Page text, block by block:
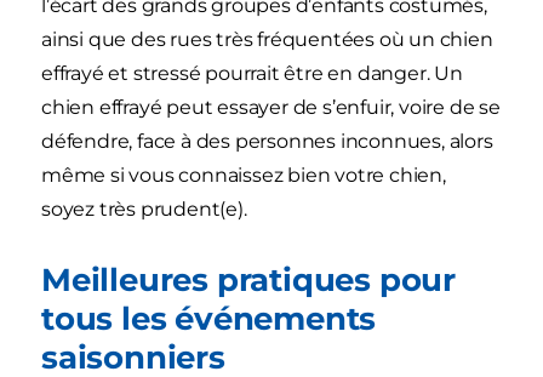
l’écart des grands groupes d’enfants costumés,
ainsi que des rues très fréquentées où un chien
effrayé et stressé pourrait être en danger. Un
chien effrayé peut essayer de s’enfuir, voire de se
défendre, face à des personnes inconnues, alors
même si vous connaissez bien votre chien,
soyez très prudent(e).
Meilleures pratiques pour
tous les événements
saisonniers